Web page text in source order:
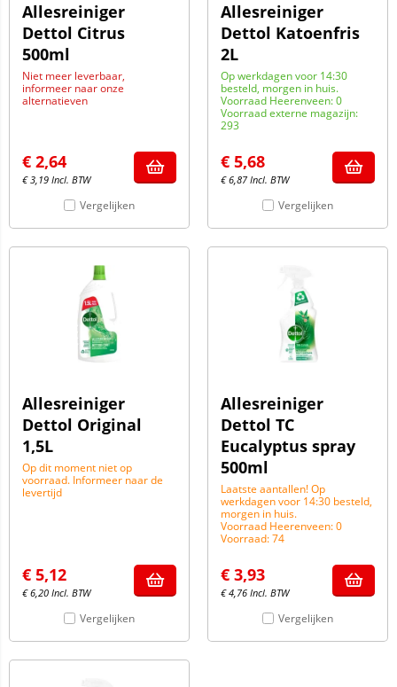
Allesreiniger
Dettol Citrus
500ml
Niet meer leverbaar,
informeer naar onze
alternatieven
€ 2,64
€3,19 Incl. BTW
Vergelijken
Allesreiniger
Dettol Katoenfris
2L
Op werkdagen voor 14:30
besteld, morgen in huis.
Voorraad Heerenveen: 0
Voorraad externe magazijn:
293
€ 5,68
€6,87 Incl. BTW
Vergelijken
Allesreiniger
Dettol Original
1,5L
Op dit moment niet op
voorraad. Informeer naar de
levertijd
€ 5,12
€6,20 Incl. BTW
Vergelijken
Allesreiniger
Dettol TC
Eucalyptus spray
500ml
Laatste aantallen! Op
werkdagen voor 14:30 besteld,
morgen in huis.
Voorraad Heerenveen: 0
Voorraad: 74
€ 3,93
€4,76 Incl. BTW
Vergelijken